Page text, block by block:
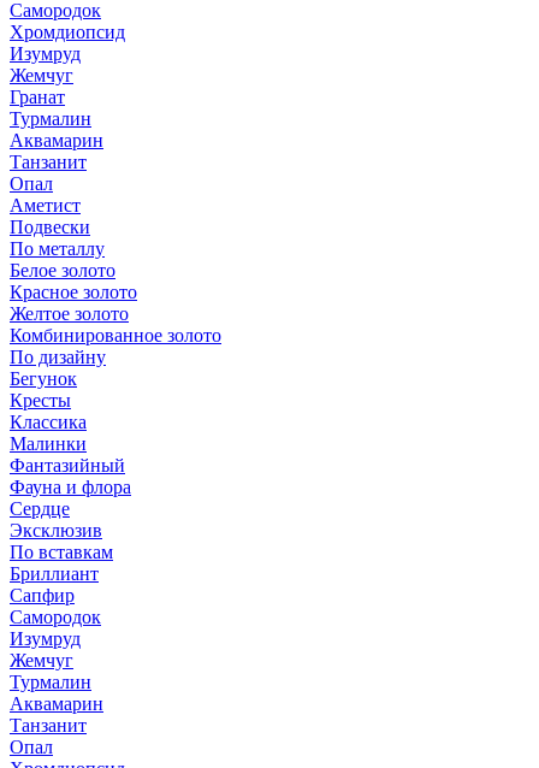
Самородок
Хромдиопсид
Изумруд
Жемчуг
Гранат
Турмалин
Аквамарин
Танзанит
Опал
Аметист
Подвески
По металлу
Белое золото
Красное золото
Желтое золото
Комбинированное золото
По дизайну
Бегунок
Кресты
Классика
Малинки
Фантазийный
Фауна и флора
Сердце
Эксклюзив
По вставкам
Бриллиант
Сапфир
Самородок
Изумруд
Жемчуг
Турмалин
Аквамарин
Танзанит
Опал